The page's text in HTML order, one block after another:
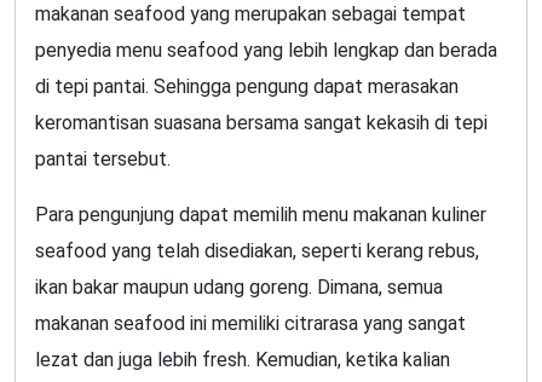
makanan seafood yang merupakan sebagai tempat
penyedia menu seafood yang lebih lengkap dan berada
di tepi pantai. Sehingga pengung dapat merasakan
keromantisan suasana bersama sangat kekasih di tepi
pantai tersebut.
Para pengunjung dapat memilih menu makanan kuliner
seafood yang telah disediakan, seperti kerang rebus,
ikan bakar maupun udang goreng. Dimana, semua
makanan seafood ini memiliki citrarasa yang sangat
lezat dan juga lebih fresh. Kemudian, ketika kalian